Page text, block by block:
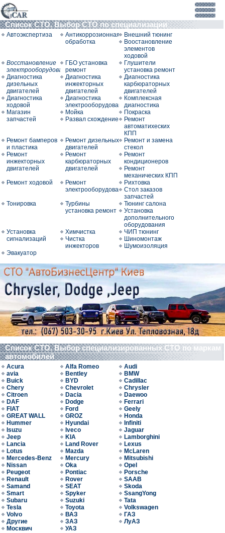
Список СТО. Выбор СТО по специализации
Автоэкспертиза
Антикоррозионная
обработка
Внешний тюнинг
Воостановление
элементов
ходовой
Восстановление
электрооборудования
ГБО установка
ремонт
Глушители
установка ремонт
Диагностика
дизельных
двигателей
Диагностика
инжекторных
двигателей
Диагностика
карбюраторных
двигателей
Диагностика
ходовой
Диагностика
электрооборудования
Комплексная
диагностика
Магазин
запчастей
Мойка
Покраска
Развал схождение
Ремонт
автоматихеских
КПП
Ремонт бамперов
и пластика
Ремонт дизельных
двигателей
Ремонт и замена
стекол
Ремонт
инжекторных
двигателей
Ремонт
карбюраторных
двигателей
Ремонт
кондиционеров
Ремонт
механических КПП
Ремонт ходовой
Ремонт
электрооборудования
Рихтовка
Стол заказов
запчастей
Тонировка
Турбины
установка ремонт
Тюнинг салона
Установка
дополнительного
оборудования
Установка
сигнализаций
Химчистка
ЧИП тюнинг
Чистка
инжекторов
Шиномонтаж
Шумоизоляция
Эвакуатор
Список СТО. Выбор специализированных СТО по маркам
автомобилей
Acura Alfa Romeo
Audi
avia
Bentley
BMW
Buick
BYD
Cadillac
Chery
Chevrolet
Chrysler
Citroen
Dacia
Daewoo
DAF
Dodge
Ferrari
FIAT
Ford
Geely
GREAT WALL
GROZ
Honda
Hummer
Hyundai
Infiniti
Isuzu
Iveco
Jaguar
Jeep
KIA
Lamborghini
Lancia
Land Rover
Lexus
Lotus
Mazda
McLaren
Mercedes-Benz
Mercury
Mitsubishi
Nissan
Oka
Opel
Peugeot
Pontiac
Porsche
Renault
Rover
SAAB
Samand
SEAT
Skoda
Smart
Spyker
SsangYong
Subaru
Suzuki
Tata
Tesla
Toyota
Volkswagen
Volvo
ВАЗ
ГАЗ
Другие
ЗАЗ
ЛуАЗ
Москвич
УАЗ